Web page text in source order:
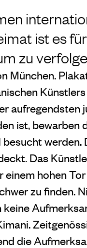
ist es
zu
München.
Künstlers
aufregendsten
ist, bewarben
werden.
Das
hohen
zu finden.
keine
die